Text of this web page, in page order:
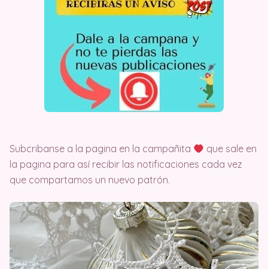
Subcribanse a la pagina en la campañita
que sale en
la pagina para así recibir las notificaciones cada vez
que compartamos un nuevo patrón.